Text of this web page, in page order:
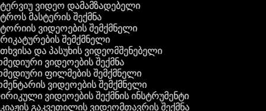
ვიდეო დამამზადებელი
მასტერის შექმნა
ვიდეოების შემქმნელი
შემქმნელი
და პასუხის ვიდეომშენებელი
ვიდეოების შექმნა
ფილმების შემქმნელი
ვიდეოების შემქმნელი
ვიდეოების შექმნის ინსტრუმენტი
გაკვეთილის ვიდეომთავრის შექმნა